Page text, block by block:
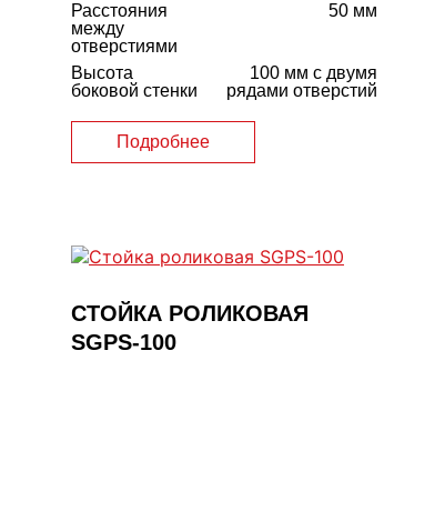
Расстояния
между
отверстиями
50 мм
Высота
боковой стенки
100 мм с двумя
рядами отверстий
Подробнее
СТОЙКА РОЛИКОВАЯ
SGPS-100